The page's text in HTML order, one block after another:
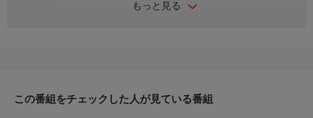
もっと見る
のヒロインなど、10代で女優として大役を担ってきた。活躍を楽
この番組をチェックした人が見ている番組